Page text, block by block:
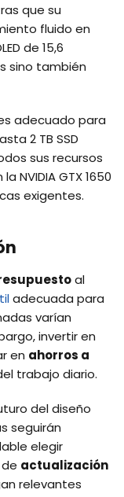
que su
fluido en
de 15,6
sino también
adecuado para
2 TB SSD
sus recursos
NVIDIA GTX 1650
exigentes.
al
adecuada para
varían
invertir en
en ahorros a
trabajo diario.
del diseño
seguirán
elegir
actualización
relevantes